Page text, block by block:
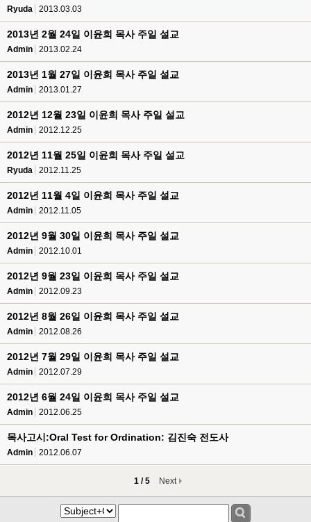
Ryuda 2013.03.03
2013년 2월 24일 이윤희 목사 주일 설교
Admin 2013.02.24
2013년 1월 27일 이윤희 목사 주일 설교
Admin 2013.01.27
2012년 12월 23일 이윤희 목사 주일 설교
Admin 2012.12.25
2012년 11월 25일 이윤희 목사 주일 설교
Ryuda 2012.11.25
2012년 11월 4일 이윤희 목사 주일 설교
Admin 2012.11.05
2012년 9월 30일 이윤희 목사 주일 설교
Admin 2012.10.01
2012년 9월 23일 이윤희 목사 주일 설교
Admin 2012.09.23
2012년 8월 26일 이윤희 목사 주일 설교
Admin 2012.08.26
2012년 7월 29일 이윤희 목사 주일 설교
Admin 2012.07.29
2012년 6월 24일 이윤희 목사 주일 설교
Admin 2012.06.25
목사고시:Oral Test for Ordination: 김진숙 전도사
Admin 2012.06.07
1 / 5 Next